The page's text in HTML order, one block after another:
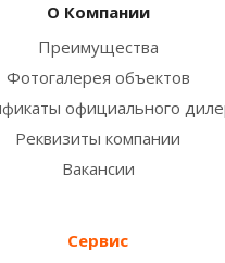
О Компании
Преимущества
Фотогалерея объектов
официального
Реквизиты компании
Вакансии
Сервис